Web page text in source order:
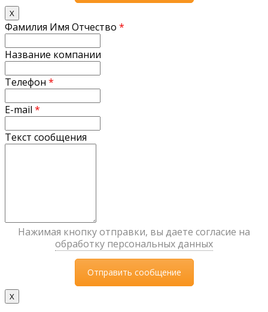
X
Фамилия Имя Отчество *
Название компании
Телефон *
E-mail *
Текст сообщения
Нажимая кнопку отправки, вы даете согласие на
обработку персональных данных
X